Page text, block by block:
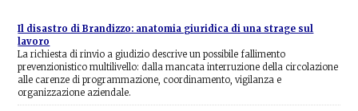
Il disastro di Brandizzo: anatomia giuridica di una strage sul
lavoro
La richiesta di rinvio a giudizio descrive un possibile fallimento
prevenzionistico multilivello: dalla mancata interruzione della circolazione
alle carenze di programmazione, coordinamento, vigilanza e
organizzazione aziendale.